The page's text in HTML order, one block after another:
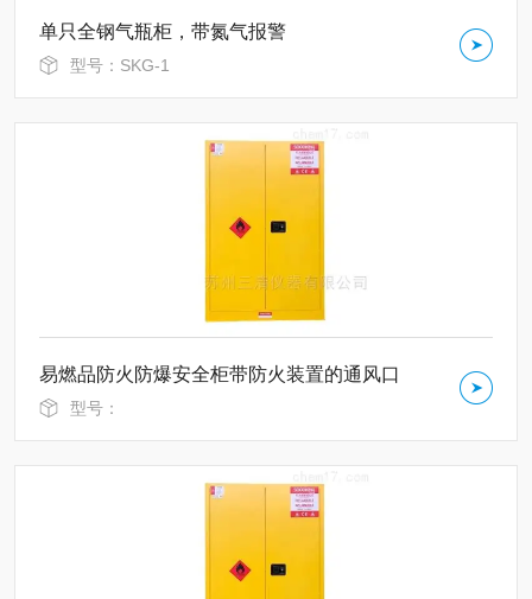
单只全钢气瓶柜，带氮气报警
型号：SKG-1
易燃品防火防爆安全柜带防火装置的通风口
型号：